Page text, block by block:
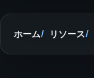
ホーム リソース